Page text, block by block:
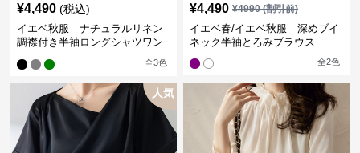
¥4,490 (税込)
イエベ秋服 ナチュラルリネン
調襟付き半袖ロングシャツワン
全3色
¥4,490 ¥4990(割引前)
イエベ春/イエベ秋服 深めブイ
ネック半袖とろみブラウス
全2色
人気